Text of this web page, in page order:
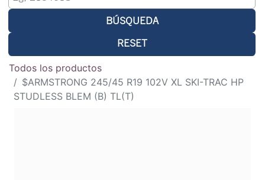
BÚSQUEDA
RESET
Todos los productos
$ARMSTRONG 245/45 R19 102V XL SKI-TRAC HP
STUDLESS BLEM (B) TL(T)